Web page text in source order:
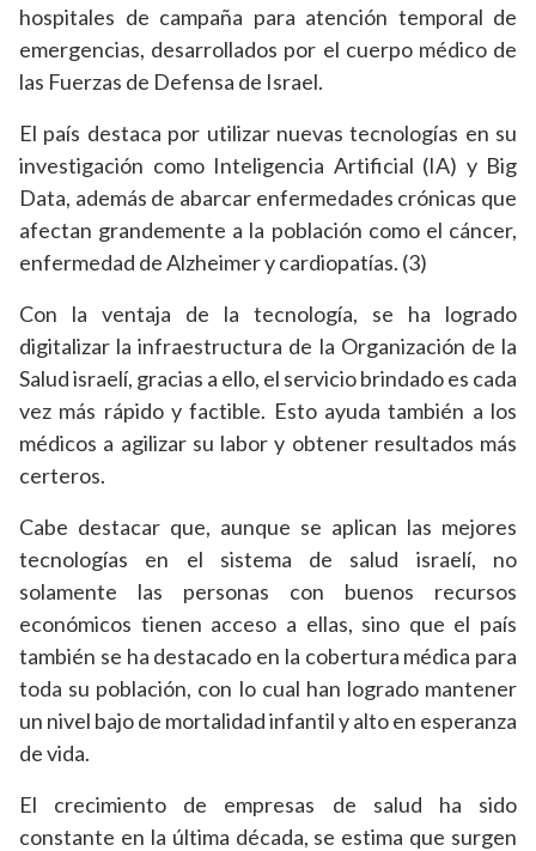
hospitales de campaña para atención temporal de
emergencias, desarrollados por el cuerpo médico de
las Fuerzas de Defensa de Israel.
El país destaca por utilizar nuevas tecnologías en su
investigación como Inteligencia Artificial (IA) y Big
Data, además de abarcar enfermedades crónicas que
afectan grandemente a la población como el cáncer,
enfermedad de Alzheimer y cardiopatías. (3)
Con la ventaja de la tecnología, se ha logrado
digitalizar la infraestructura de la Organización de la
Salud israelí, gracias a ello, el servicio brindado es cada
vez más rápido y factible. Esto ayuda también a los
médicos a agilizar su labor y obtener resultados más
certeros.
Cabe destacar que, aunque se aplican las mejores
tecnologías en el sistema de salud israelí, no
solamente las personas con buenos recursos
económicos tienen acceso a ellas, sino que el país
también se ha destacado en la cobertura médica para
toda su población, con lo cual han logrado mantener
un nivel bajo de mortalidad infantil y alto en esperanza
de vida.
El crecimiento de empresas de salud ha sido
constante en la última década, se estima que surgen